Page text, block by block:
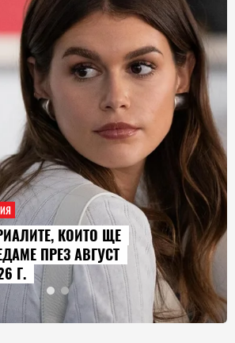
Q9 СТАВА НАЙ-
МОДЕЛ В
НА МАРКАТА